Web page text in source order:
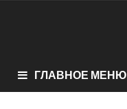
ГЛАВНОЕ МЕНЮ